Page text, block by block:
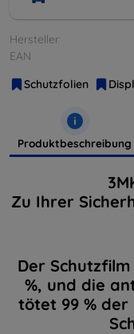
Hersteller
EAN
Schutzfolien
Produktbeschreibung
Zu Ihrer
Der
%, und die
tötet 99 % der